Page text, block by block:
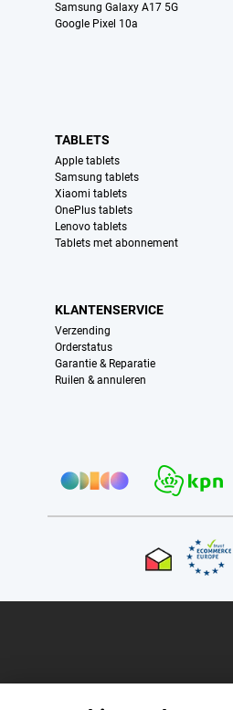
Samsung Galaxy A17 5G
Google Pixel 10a
TABLETS
Apple tablets
Samsung tablets
Xiaomi tablets
OnePlus tablets
Lenovo tablets
Tablets met abonnement
KLANTENSERVICE
Verzending
Orderstatus
Garantie & Reparatie
Ruilen & annuleren